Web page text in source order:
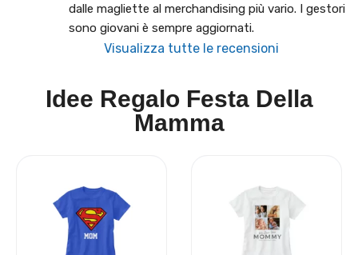
dalle magliette al merchandising più vario. I gestori
sono giovani è sempre aggiornati.
Visualizza tutte le recensioni
Idee Regalo Festa Della
Mamma